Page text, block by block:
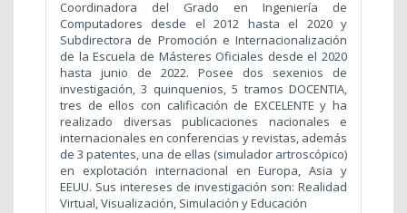
Coordinadora del Grado en Ingeniería de
Computadores desde el 2012 hasta el 2020 y
Subdirectora de Promoción e Internacionalización
de la Escuela de Másteres Oficiales desde el 2020
hasta junio de 2022. Posee dos sexenios de
investigación, 3 quinquenios, 5 tramos DOCENTIA,
tres de ellos con calificación de EXCELENTE y ha
realizado diversas publicaciones nacionales e
internacionales en conferencias y revistas, además
de 3 patentes, una de ellas (simulador artroscópico)
en explotación internacional en Europa, Asia y
EEUU. Sus intereses de investigación son: Realidad
Virtual, Visualización, Simulación y Educación